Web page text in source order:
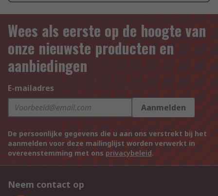
Wees als eerste op de hoogte van
onze nieuwste producten en
aanbiedingen
E-mailadres
Aanmelden
De persoonlijke gegevens die u aan ons verstrekt bij het
aanmelden voor deze mailinglijst worden verwerkt in
overeenstemming met ons privacybeleid.
Neem contact op